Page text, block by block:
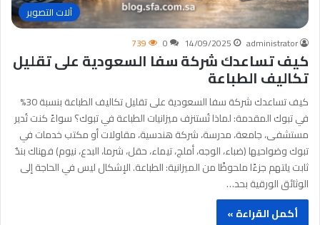
آلات التصوير
administrator
14/09/2025
0
739
كيف تساعدك شركة سفا السعودية على تقليل
تكاليف الطباعة
كيف تساعدك شركة سفا السعودية على تقليل تكاليف الطباعة بنسبة 30%
في تبوك المقدمة: لماذا تُستنزف ميزانيات الطباعة في تبوك؟ سواءً كنت تُدير
مستشفى، جامعة، مدرسة، شركة هندسية، مقاولات أو مكتب خدمات في
تبوك وضواحيها (ضباء، الوجه، أملج، تيماء، حقل، شرما، البدع، نيوم) فهناك بندٌ
ثابت يلتهم جزءًا ملحوظًا من الميزانية: الطباعة. الإشكال ليس في الحاجة إلى
الوثائق الورقية بحد…
أكمل القراءة »